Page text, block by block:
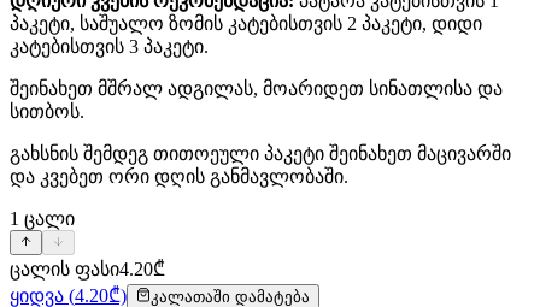
პაკეტი, საშუალო ზომის კატებისთვის 2 პაკეტი, დიდი
კატებისთვის 3 პაკეტი.
შეინახეთ მშრალ ადგილას, მოარიდეთ სინათლისა და
სითბოს.
გახსნის შემდეგ თითოეული პაკეტი შეინახეთ მაცივარში
და კვებეთ ორი დღის განმავლობაში.
1 ცალი
ცალის ფასი4.20₾
ყიდვა (4.20₾) კალათაში დამატება